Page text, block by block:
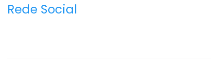
Rede Social